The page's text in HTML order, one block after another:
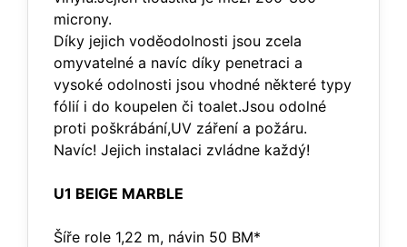
microny.
Díky jejich voděodolnosti jsou zcela
omyvatelné a navíc díky penetraci a
vysoké odolnosti jsou vhodné některé typy
fólií i do koupelen či toalet.Jsou odolné
proti poškrábání,UV záření a požáru.
Navíc! Jejich instalaci zvládne každý!
U1 BEIGE MARBLE
Šíře role 1,22 m, návin 50 BM*